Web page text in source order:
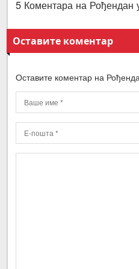
5 Коментара на Рођендан
Оставите коментар
Оставите коментар на